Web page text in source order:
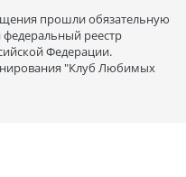
прошли обязательную
реестр
Федерации.
"Клуб Любимых